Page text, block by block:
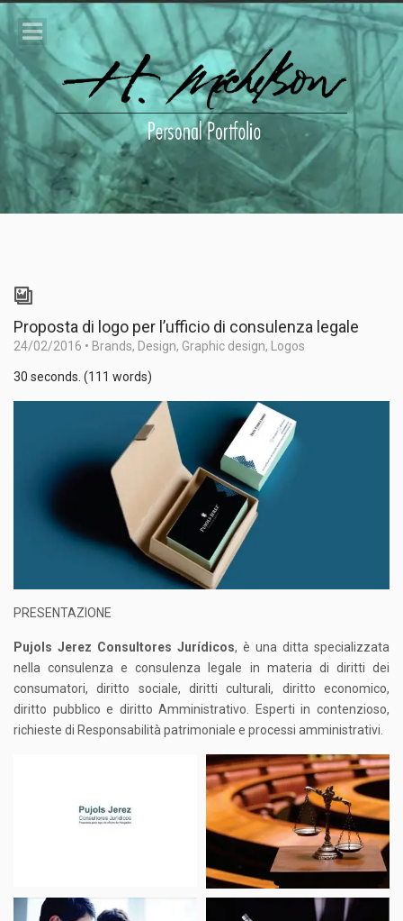
Proposta di logo per l’ufficio di consulenza legale
24/02/2016 • Brands, Design, Graphic design, Logos
30 seconds. (111 words)
PRESENTAZIONE
Pujols Jerez Consultores Jurídicos, è una ditta specializzata
nella consulenza e consulenza legale in materia di diritti dei
consumatori, diritto sociale, diritti culturali, diritto economico,
diritto pubblico e diritto Amministrativo. Esperti in contenzioso,
richieste di Responsabilità patrimoniale e processi amministrativi.